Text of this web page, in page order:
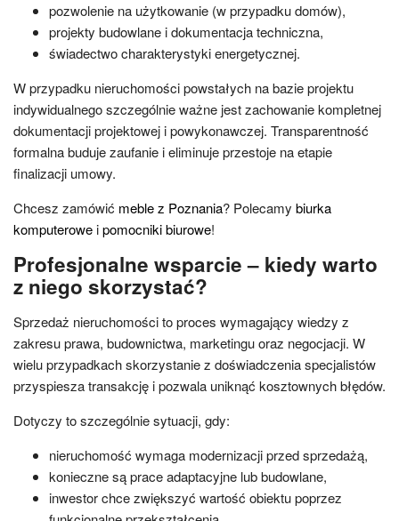
pozwolenie na użytkowanie (w przypadku domów),
projekty budowlane i dokumentacja techniczna,
świadectwo charakterystyki energetycznej.
W przypadku nieruchomości powstałych na bazie projektu
indywidualnego szczególnie ważne jest zachowanie kompletnej
dokumentacji projektowej i powykonawczej. Transparentność
formalna buduje zaufanie i eliminuje przestoje na etapie
finalizacji umowy.
Chcesz zamówić meble z Poznania? Polecamy biurka
komputeroweipomocniki biurowe!
Profesjonalne wsparcie – kiedy warto
z niego skorzystać?
Sprzedaż nieruchomości to proces wymagający wiedzy z
zakresu prawa, budownictwa, marketingu oraz negocjacji. W
wielu przypadkach skorzystanie z doświadczenia specjalistów
przyspiesza transakcję i pozwala uniknąć kosztownych błędów.
Dotyczy to szczególnie sytuacji, gdy:
nieruchomość wymaga modernizacji przed sprzedażą,
konieczne są prace adaptacyjne lub budowlane,
inwestor chce zwiększyć wartość obiektu poprzez